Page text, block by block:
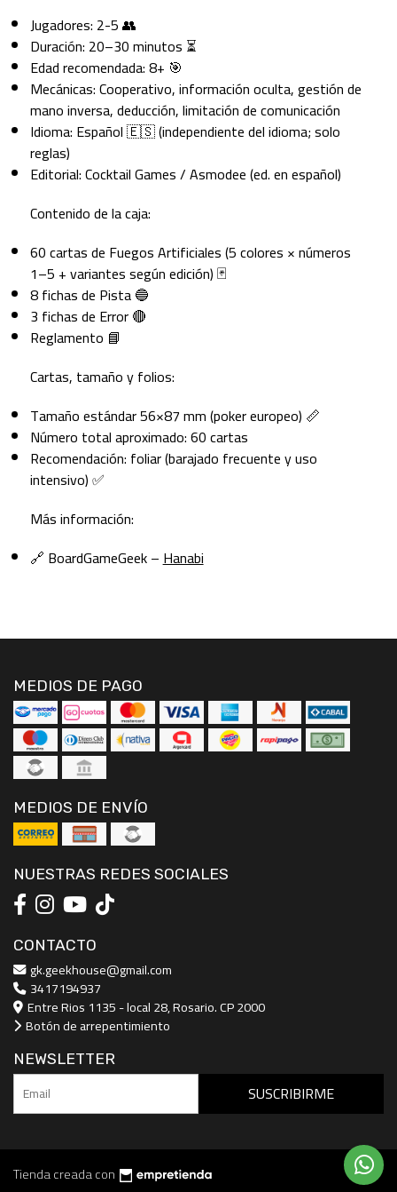
Jugadores: 2-5 👥
Duración: 20–30 minutos ⏳
Edad recomendada: 8+ 🎯
Mecánicas: Cooperativo, información oculta, gestión de
mano inversa, deducción, limitación de comunicación
Idioma: Español 🇪🇸 (independiente del idioma; solo
reglas)
Editorial: Cocktail Games / Asmodee (ed. en español)
Contenido de la caja:
60 cartas de Fuegos Artificiales (5 colores × números
1–5 + variantes según edición) 🃏
8 fichas de Pista 🔵
3 fichas de Error 🔴
Reglamento 📘
Cartas, tamaño y folios:
Tamaño estándar 56×87 mm (poker europeo) 📏
Número total aproximado: 60 cartas
Recomendación: foliar (barajado frecuente y uso
intensivo) ✅
Más información:
🔗 BoardGameGeek –Hanabi
MEDIOS DE PAGO
MEDIOS DE ENVÍO
NUESTRAS REDES SOCIALES
CONTACTO
gk.geekhouse@gmail.com
3417194937
Entre Rios 1135 - local 28, Rosario. CP 2000
Botón de arrepentimiento
NEWSLETTER
SUSCRIBIRME
Tienda creada con